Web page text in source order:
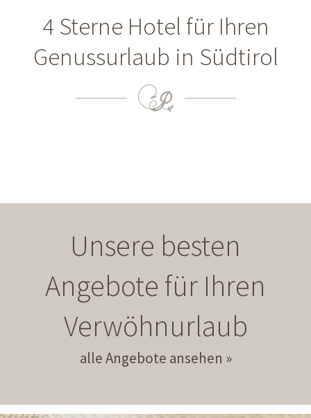
4 Sterne Hotel für Ihren
Genussurlaub in Südtirol
Unsere besten
Angebote für Ihren
Verwöhnurlaub
alle Angebote ansehen